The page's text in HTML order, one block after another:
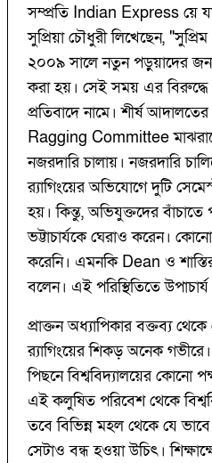
সম্প্রতি Indian Express য়ে
সুপ্রিয়া চৌধুরী লিখেছেন,
২০০৯ সালে নতুন পড়ুয়াদের জন্য
করা হয়। সেই সময় এর
প্রতিবাদে নামে। শীর্ষ
Ragging Committee
নজরদারি চালায়। নজরদারি
র‌্যাগিংয়ের অভিযোগে দুটি
হয়। কিন্তু, অভিযুক্তদের বাঁচাতে
ভট্টাচার্যকে ঘেরাও করেন।
করেনি। এমনকি Dean ও
বলেন। এই পরিস্থিতিতে
প্রাক্তন অধ্যাপিকার বক্তব্য
র‌্যাগিংয়ের শিকড় অনেক
পিছনে বিশ্ববিদ্যালয়ের কোনো
এই কলুষিত পরিবেশ থেকে
তবে বিভিন্ন মহল থেকে যে
সেটাও বন্ধ হওয়া উচিৎ।